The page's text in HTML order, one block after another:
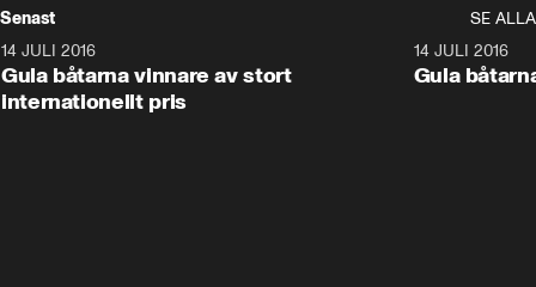
Senast
SE ALLA
14 JULI 2016
Gula båtarna vinnare av stort
internationellt pris
14 JULI 2016
Gula